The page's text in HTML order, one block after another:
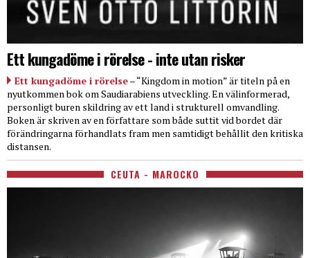
Ett kungadöme i rörelse - inte utan risker
Ett kungadöme i rörelse– “Kingdom in motion” är titeln på en
nyutkommen bok om Saudiarabiens utveckling. En välinformerad,
personligt buren skildring av ett land i strukturell omvandling.
Boken är skriven av en författare som både suttit vid bordet där
förändringarna förhandlats fram men samtidigt behållit den kritiska
distansen.
CEUTA - MAROCKO